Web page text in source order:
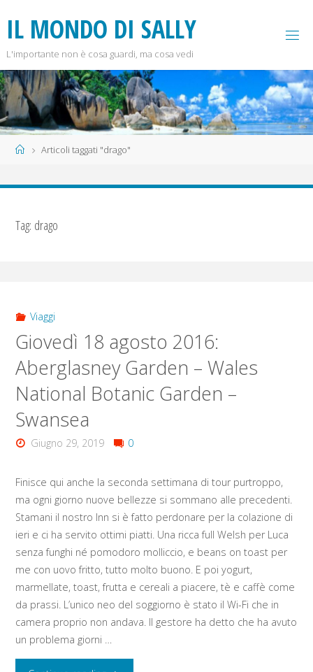
contenuto
IL MONDO DI SALLY
L'importante non è cosa guardi, ma cosa vedi
HomeArticoli taggati "drago"
Tag: drago
Viaggi
Giovedì 18 agosto 2016:
Aberglasney Garden – Wales
National Botanic Garden –
Swansea
Giugno 29, 2019 0
Finisce qui anche la seconda settimana di tour purtroppo,
ma ogni giorno nuove bellezze si sommano alle precedenti.
Stamani il nostro Inn si è fatto perdonare per la colazione di
ieri e ci ha servito ottimi piatti. Una ricca full Welsh per Luca
senza funghi né pomodoro molliccio, e beans on toast per
me con uovo fritto, tutto molto buono. E poi yogurt,
marmellate, toast, frutta e cereali a piacere, tè e caffè come
da prassi. L’unico neo del soggiorno è stato il Wi-Fi che in
camera proprio non andava. Il gestore ha detto che ha avuto
un problema giorni …